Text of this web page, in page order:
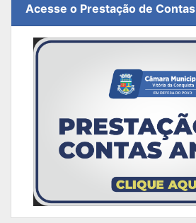
Acesse o Prestação de Contas